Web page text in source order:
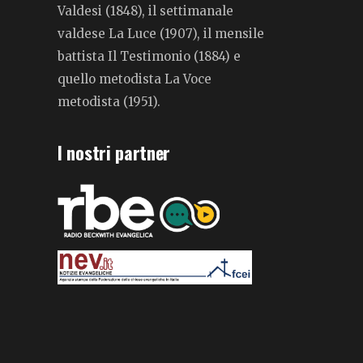
Valdesi (1848), il settimanale
valdese La Luce (1907), il mensile
battista Il Testimonio (1884) e
quello metodista La Voce
metodista (1951).
I nostri partner